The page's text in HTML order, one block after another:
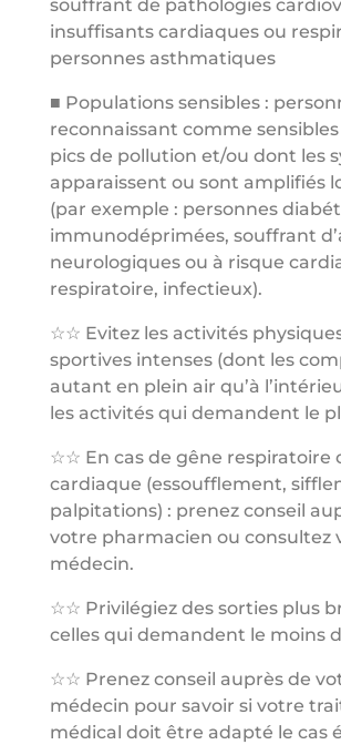
souffrant de pathologies
insuffisants cardiaques ou
personnes asthmatiques
■ Populations sensibles :
reconnaissant comme sensibles
pics de pollution et/ou dont les
apparaissent ou sont amplifiés
(par exemple : personnes
immunodéprimées, souffrant
neurologiques ou à risque
respiratoire, infectieux).
☆☆ Evitez les activités
sportives intenses (dont les
autant en plein air qu’à
les activités qui demandent le
☆☆ En cas de gêne respiratoire
cardiaque (essoufflement,
palpitations) : prenez conseil
votre pharmacien ou consultez
médecin.
☆☆ Privilégiez des sorties plus
celles qui demandent le moins
☆☆ Prenez conseil auprès de
médecin pour savoir si votre
médical doit être adapté le cas